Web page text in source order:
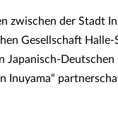
zwischen der Stadt
Gesellschaft Halle-
Japanisch-Deutschen
Inuyama“